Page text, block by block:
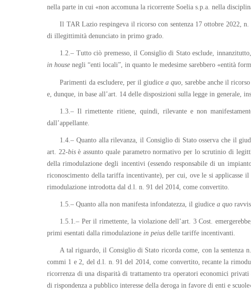
nella parte in cui «non accomuna la ricorrente Soelia s.p.a. nella
Il TAR Lazio respingeva il ricorso con sentenza 17 ottobre 2022,
di illegittimità denunciato in primo grado.
1.2.– Tutto ciò premesso, il Consiglio di Stato esclude,
in house negli “enti locali”, in quanto le medesime sarebbero «entità
Parimenti da escludere, per il giudice a quo , sarebbe anche il
e, dunque, in base all’art. 14 delle disposizioni sulla legge in generale,
1.3.– Il rimettente ritiene, quindi, rilevante e non
dall’appellante.
1.4.– Quanto alla rilevanza, il Consiglio di Stato osserva che il
art. 22-bisè assunto quale parametro normativo per lo scrutinio di
della rimodulazione degli incentivi (essendo responsabile di un
riconoscimento della tariffa incentivante), per cui, ove le si applicasse
rimodulazione introdotta dal d.l. n. 91 del 2014, come convertito.
1.5.– Quanto alla non manifesta infondatezza, il giudicea quo
1.5.1.– Per il rimettente, la violazione dell’art. 3 Cost.
primi esentati dalla rimodulazione in peius delle tariffe incentivanti.
A tal riguardo, il Consiglio di Stato ricorda come, con la sentenza
commi 1 e 2, del d.l. n. 91 del 2014, come convertito, recante la
ricorrenza di una disparità di trattamento tra operatori economici
di rispondenza a pubblico interesse della deroga in favore di enti e